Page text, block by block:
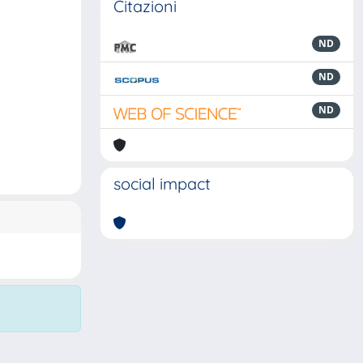
Citazioni
ND
ND
ND
social impact